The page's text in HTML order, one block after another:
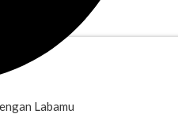
Labamu